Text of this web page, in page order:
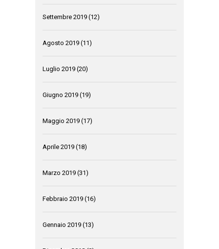
Settembre 2019 (12)
Agosto 2019 (11)
Luglio 2019 (20)
Giugno 2019 (19)
Maggio 2019 (17)
Aprile 2019 (18)
Marzo 2019 (31)
Febbraio 2019 (16)
Gennaio 2019 (13)